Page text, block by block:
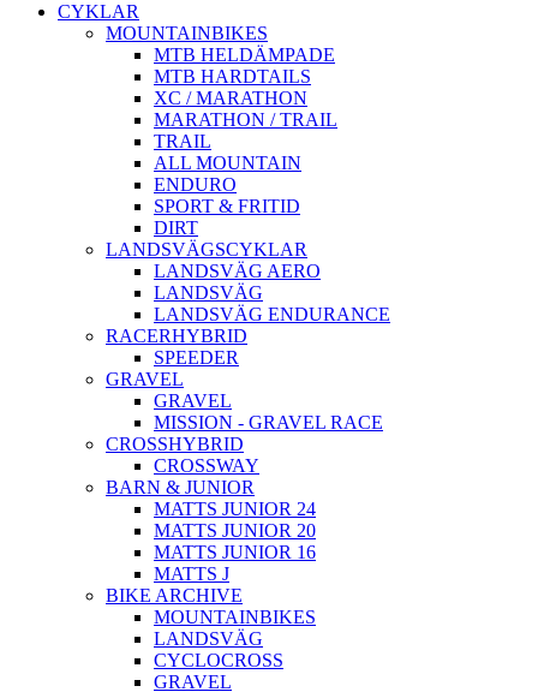
CYKLAR
MOUNTAINBIKES
MTB HELDÄMPADE
MTB HARDTAILS
XC / MARATHON
MARATHON / TRAIL
TRAIL
ALL MOUNTAIN
ENDURO
SPORT & FRITID
DIRT
LANDSVÄGSCYKLAR
LANDSVÄG AERO
LANDSVÄG
LANDSVÄG ENDURANCE
RACERHYBRID
SPEEDER
GRAVEL
GRAVEL
MISSION - GRAVEL RACE
CROSSHYBRID
CROSSWAY
BARN & JUNIOR
MATTS JUNIOR 24
MATTS JUNIOR 20
MATTS JUNIOR 16
MATTS J
BIKE ARCHIVE
MOUNTAINBIKES
LANDSVÄG
CYCLOCROSS
GRAVEL